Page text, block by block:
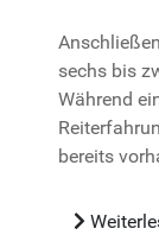
sechs bis
Während
bereits